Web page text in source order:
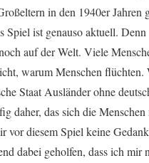
in den 1940er Jahren
Spiel ist genauso aktuell. Denn
auf der Welt. Viele
warum Menschen
Staat Ausländer ohne
daher, das sich die
vor diesem Spiel keine
dabei geholfen, dass ich